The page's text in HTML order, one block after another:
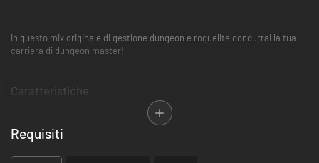
In questo mix originale di gestione dungeon e roguelite condurrai la tua
carriera di dungeon master!
Caratteristiche
Entra nella Dungeons Company e scala i ranghi dell'azienda
Schiaccia i cosiddetti "eroi" e proteggi i tesori della ditta
Assolda mostri, gestisci i dipendenti e le scorte di trappole
Affronta scioperi e altri eventi divertenti
Requisiti